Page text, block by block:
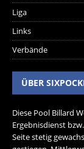
Liga
Links
Verbände
ÜBER
Diese Pool Billard
Ergebnisdienst
Seite stetig